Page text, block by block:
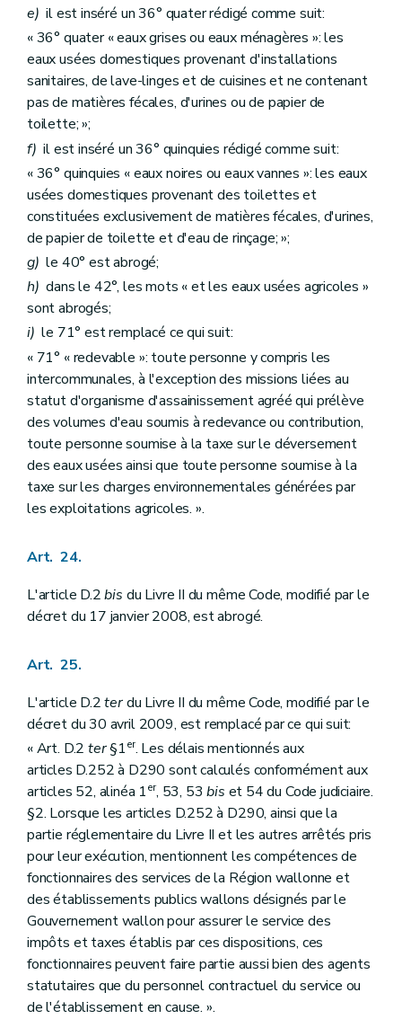
e) il est inséré un 36° quater rédigé comme suit:
« 36° quater « eaux grises ou eaux ménagères »: les
eaux usées domestiques provenant d'installations
sanitaires, de lave-linges et de cuisines et ne contenant
pas de matières fécales, d'urines ou de papier de
toilette; »;
f) il est inséré un 36° quinquies rédigé comme suit:
« 36° quinquies « eaux noires ou eaux vannes »: les eaux
usées domestiques provenant des toilettes et
constituées exclusivement de matières fécales, d'urines,
de papier de toilette et d'eau de rinçage; »;
g) le 40° est abrogé;
h) dans le 42°, les mots « et les eaux usées agricoles »
sont abrogés;
i) le 71° est remplacé ce qui suit:
« 71° « redevable »: toute personne y compris les
intercommunales, à l'exception des missions liées au
statut d'organisme d'assainissement agréé qui prélève
des volumes d'eau soumis à redevance ou contribution,
toute personne soumise à la taxe sur le déversement
des eaux usées ainsi que toute personne soumise à la
taxe sur les charges environnementales générées par
les exploitations agricoles. ».
Art. 24.
L'article D.2bis du Livre II du même Code, modifié par le
décret du 17 janvier 2008, est abrogé.
Art. 25.
L'article D.2terdu Livre II du même Code, modifié par le
décret du 30 avril 2009, est remplacé par ce qui suit:
« Art. D.2ter§1er. Les délais mentionnés aux
articles D.252 à D290 sont calculés conformément aux
articles 52, alinéa 1er, 53, 53bis et 54 du Code judiciaire.
§2. Lorsque les articles D.252 à D290, ainsi que la
partie réglementaire du Livre II et les autres arrêtés pris
pour leur exécution, mentionnent les compétences de
fonctionnaires des services de la Région wallonne et
des établissements publics wallons désignés par le
Gouvernement wallon pour assurer le service des
impôts et taxes établis par ces dispositions, ces
fonctionnaires peuvent faire partie aussi bien des agents
statutaires que du personnel contractuel du service ou
de l'établissement en cause. ».